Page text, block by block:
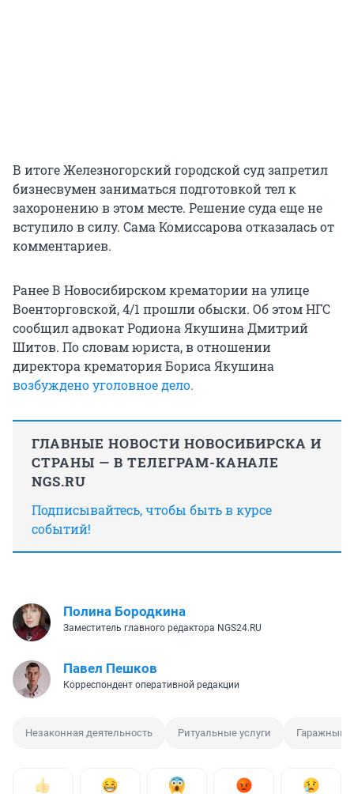
В итоге Железногорский городской суд запретил
бизнесвумен заниматься подготовкой тел к
захоронению в этом месте. Решение суда еще не
вступило в силу. Сама Комиссарова отказалась от
комментариев.
РанееВ Новосибирском крематории на улице
Военторговской, 4/1 прошли обыски. Об этом НГС
сообщил адвокат Родиона Якушина Дмитрий
Шитов. По словам юриста, в отношении
директора крематория Бориса Якушина
возбуждено уголовное дело.
ГЛАВНЫЕ НОВОСТИ НОВОСИБИРСКА И
СТРАНЫ — В ТЕЛЕГРАМ-КАНАЛЕ
NGS.RU
Подписывайтесь, чтобы быть в курсе
событий!
Полина Бородкина
Заместитель главного редактора NGS24.RU
Павел Пешков
Корреспондент оперативной редакции
Незаконная деятельность Ритуальные услуги Гаражный